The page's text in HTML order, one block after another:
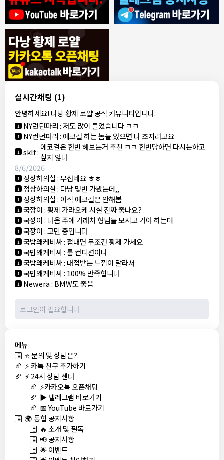
실시간채팅 (1)
안녕하세요! 다낭 황제 로얄 공식 커뮤니티입니다.
8/4/2026
1 모기한테물림:여기도 문의해보면 바로 알려줌
1 모기한테물림:정찰가보다 쌀수 없음
1 결혼안해:ㄹㅇ 팩트 ㅋㅋㅋㅋ
결혼안해:ㄹㅇ 팩트 ㅋㅋㅋㅋ
8/5/2026
NY런던파리 :다낭 에코걸 여기서 예약 가능한가요?
1 3군:에코걸 좀 조심 하는게 좋음
1 NY런던파리:저도 많이 들었습니다 ㅋㅋ
1 NY런던파리: 에코걸 하는 놈들 있으면 다 조지려고요
1 sklf: 에코걸은 한번 해보는거 추천 ㅋㅋ 한번당하면 다시는하고
싶지 않다
8/6/2026
1 정상하의실:무섭네요 ㅎㅎ
1 정상하의실: 다낭 몇번 가봤는데,,
1 정상하의실: 아직 에코걸은 안해봄
1 국깡이:황제 가라오케 시설 진짜 좋나요?
1 국깡이: 다음 주에 거래처 형님들 모시고 가야 하는데
1 국깡이:고민 중입니다
1 국밥왜케비싸: 접대면 무조건 황제 가세요
1 국밥왜케비싸:룸 컨디션이나
1 국밥왜케비싸: 대접받는 느낌이 달라서
1 국밥왜케비싸: 100% 만족합니다
1 Newera: BMW도 좋음
메뉴
⭐ 문의 및 상담은?
⚡ 카톡 친구 추가하기
⚡ 24시 상담 센터
⚡카카오톡 오픈채팅
▶️ 텔레그램 바로가기
📅 YouTube 바로가기
🌍 통합 공지사항
🔥 소개 및 필독
📢 공지사항
🌟 이벤트